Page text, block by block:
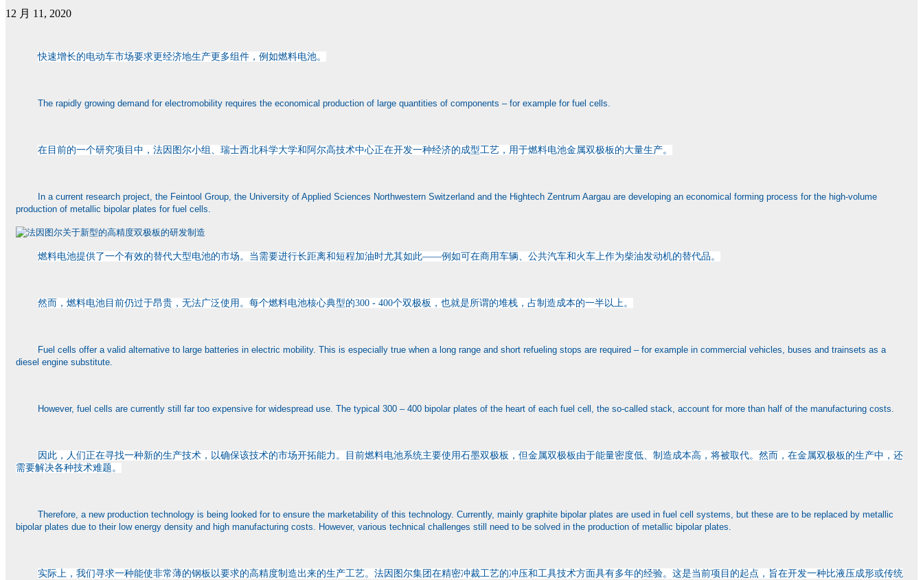
12 月 11, 2020
快速增长的电动车市场要求更经济地生产更多组件，例如燃料电池。
The rapidly growing demand for electromobility requires the economical production of large quantities of components – for example for fuel cells.
在目前的一个研究项目中，法因图尔小组、瑞士西北科学大学和阿尔高技术中心正在开发一种经济的成型工艺，用于燃料电池金属双极板的大量生产。
In a current research project, the Feintool Group, the University of Applied Sciences Northwestern Switzerland and the Hightech Zentrum Aargau are developing an economical forming process for the high-volume
production of metallic bipolar plates for fuel cells.
燃料电池提供了一个有效的替代大型电池的市场。当需要进行长距离和短程加油时尤其如此——例如可在商用车辆、公共汽车和火车上作为柴油发动机的替代品。
然而，燃料电池目前仍过于昂贵，无法广泛使用。每个燃料电池核心典型的300 - 400个双极板，也就是所谓的堆栈，占制造成本的一半以上。
Fuel cells offer a valid alternative to large batteries in electric mobility. This is especially true when a long range and short refueling stops are required – for example in commercial vehicles, buses and trainsets as a
diesel engine substitute.
However, fuel cells are currently still far too expensive for widespread use. The typical 300 – 400 bipolar plates of the heart of each fuel cell, the so-called stack, account for more than half of the manufacturing costs.
因此，人们正在寻找一种新的生产技术，以确保该技术的市场开拓能力。目前燃料电池系统主要使用石墨双极板，但金属双极板由于能量密度低、制造成本高，将被取代。然而，在金属双极板的生产中，还
需要解决各种技术难题。
Therefore, a new production technology is being looked for to ensure the marketability of this technology. Currently, mainly graphite bipolar plates are used in fuel cell systems, but these are to be replaced by metallic
bipolar plates due to their low energy density and high manufacturing costs. However, various technical challenges still need to be solved in the production of metallic bipolar plates.
实际上，我们寻求一种能使非常薄的钢板以要求的高精度制造出来的生产工艺。法因图尔集团在精密冲裁工艺的冲压和工具技术方面具有多年的经验。这是当前项目的起点，旨在开发一种比液压成形或传统